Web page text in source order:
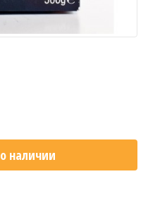
наличии